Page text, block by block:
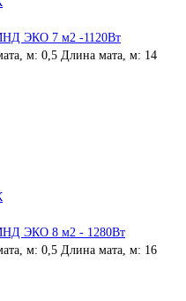
ЭКО 7 м2 -1120Вт
м: 0,5 Длина мата, м: 14
ЭКО 8 м2 - 1280Вт
м: 0,5 Длина мата, м: 16